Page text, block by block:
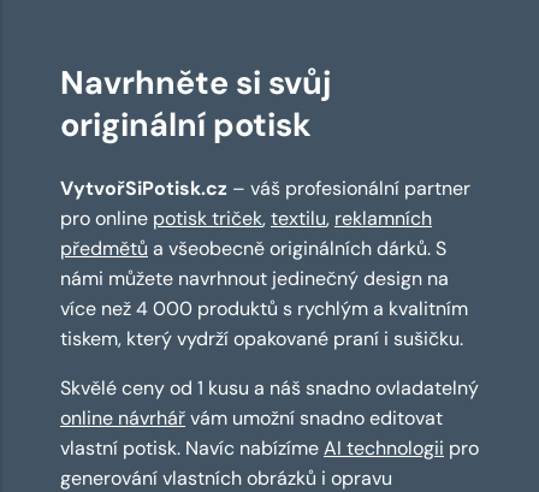
Navrhněte si svůj
originální potisk
VytvořSiPotisk.cz – váš profesionální partner
pro online potisk triček,textilu, reklamních
předmětů a všeobecně originálních dárků. S
námi můžete navrhnout jedinečný design na
více než 4 000 produktů s rychlým a kvalitním
tiskem, který vydrží opakované praní i sušičku.
Skvělé ceny od 1 kusu a náš snadno ovladatelný
online návrhářvám umožní snadno editovat
vlastní potisk. Navíc nabízímeAI technologii pro
generování vlastních obrázků i opravu